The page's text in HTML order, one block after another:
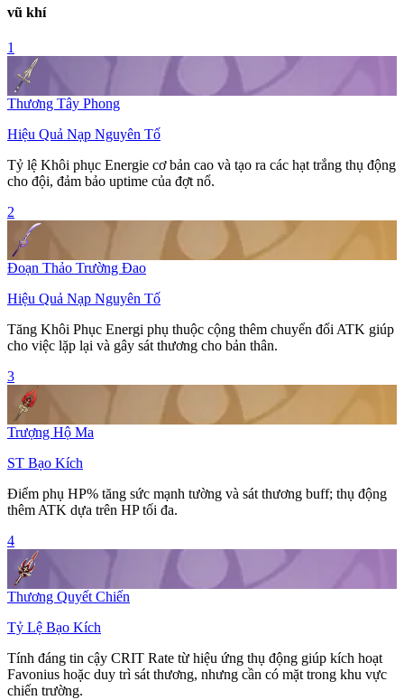
vũ khí
1
Thương Tây Phong
Hiệu Quả Nạp Nguyên Tố
Tỷ lệ Khôi phục Energie cơ bản cao và tạo ra các hạt trắng thụ động
cho đội, đảm bảo uptime của đợt nổ.
2
Đoạn Thảo Trường Đao
Hiệu Quả Nạp Nguyên Tố
Tăng Khôi Phục Energi phụ thuộc cộng thêm chuyển đổi ATK giúp
cho việc lặp lại và gây sát thương cho bản thân.
3
Trượng Hộ Ma
ST Bạo Kích
Điểm phụ HP% tăng sức mạnh tường và sát thương buff; thụ động
thêm ATK dựa trên HP tối đa.
4
Thương Quyết Chiến
Tỷ Lệ Bạo Kích
Tính đáng tin cậy CRIT Rate từ hiệu ứng thụ động giúp kích hoạt
Favonius hoặc duy trì sát thương, nhưng cần có mặt trong khu vực
chiến trường.